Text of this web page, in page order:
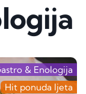
& Enologija
Hit ponuda ljeta